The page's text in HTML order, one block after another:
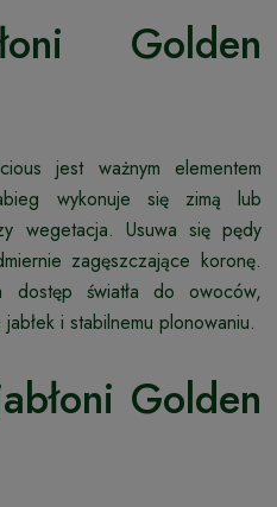
Golden
jest ważnym elementem
wykonuje się zimą lub
wegetacja. Usuwa się pędy
zagęszczające koronę.
dostęp światła do owoców,
i stabilnemu plonowaniu.
Golden